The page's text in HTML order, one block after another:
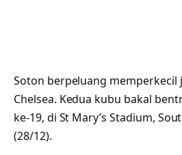
Soton berpeluang memperkecil
Chelsea. Kedua kubu bakal
ke-19, di St Mary’s Stadium,
(28/12).